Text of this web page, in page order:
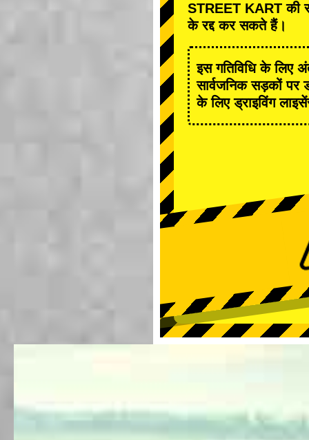
STREET KART की
के रद्द कर सकते हैं।
इस गतिविधि के लिए
सार्वजनिक सड़कों पर
के लिए ड्राइविंग